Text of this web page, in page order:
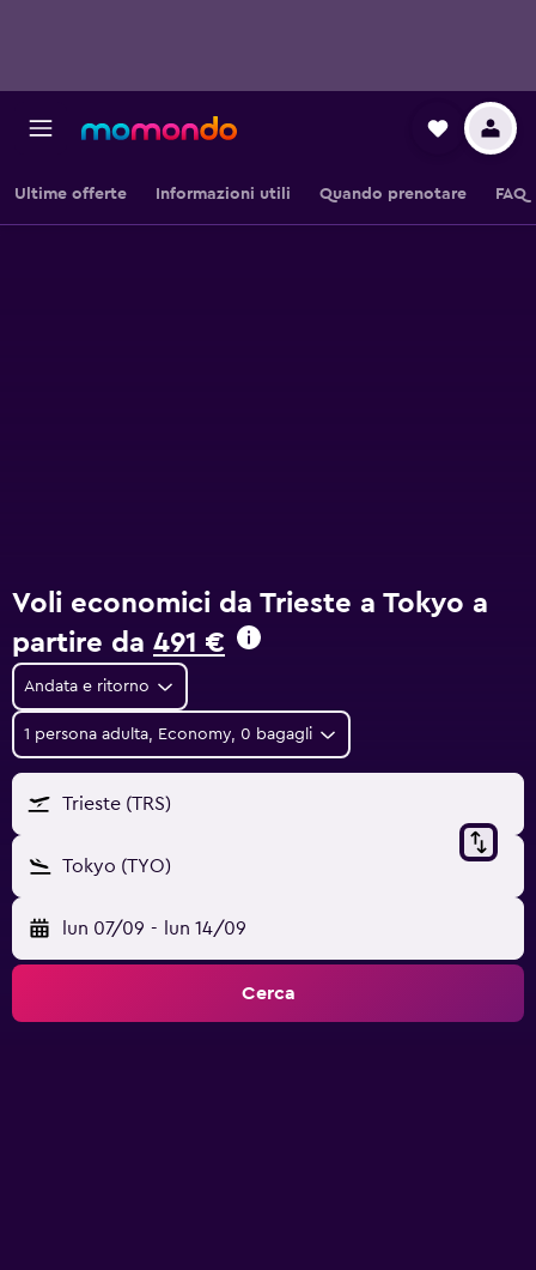
Ultime offerte Informazioni utili Quando prenotare FAQ
Voli economici da Trieste a Tokyo a
partire da 491 €
Andata e ritorno
1 persona adulta, Economy, 0 bagagli
Trieste (TRS)
Tokyo (TYO)
lun 07/09 - lun 14/09
Cerca